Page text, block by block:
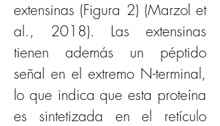
extensinas (Figura 2) (Marzol et
al., 2018). Las extensinas
tienen además un péptido
señal en el extremo N-terminal,
lo que indica que esta proteína
es sintetizada en el retículo